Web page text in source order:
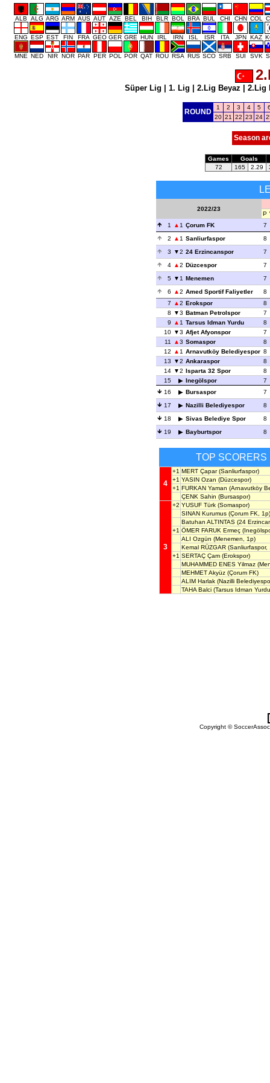
ALB ALG ARG ARM AUS AUT AZE BEL BIH BLR BOL BRA BUL CHI CHN COL
ENG ESP EST FIN FRA GEO GER GRE HUN IRL IRN ISL ISR ITA JPN KAZ
MNE NED NIR NOR PAR PER POL POR QAT ROU RSA RUS SCO SRB SUI SVK
Süper Lig 1. Lig 2.Lig Beyaz 2.Lig
ROUND
1 2 3 4 5
20 21 22 23 24
Season
Games
Goals
72
165 2.29
2022/23
P
1
1 Çorum FK
7
2
1 Sanliurfaspor
8
3
2 24 Erzincanspor
7
4
2 Düzcespor
7
5
1 Menemen
7
6
2 Amed Sportif Faliyetler
8
7
2 Erokspor
8
8
3 Batman Petrolspor
7
9
1 Tarsus Idman Yurdu
8
10
3 Afjet Afyonspor
7
11
3 Somaspor
8
12
1 Arnavutköy Belediyespor 8
13
2 Ankaraspor
8
14
2 Isparta 32 Spor
8
15
Inegölspor
7
16
Bursaspor
7
17
Nazilli Belediyespor
8
18
Sivas Belediye Spor
8
19
Bayburtspor 8
TOP SCORERS
4
+1 MERT Çapar(Sanliurfaspor)
+1 YASIN Ozan (Düzcespor)
+1 FURKAN Yaman (Arnavutköy
ÇENK Sahin (Bursaspor)
3
+2 YUSUF Türk (Somaspor)
SINAN Kurumus (Çorum FK, 1p)
Batuhan ALTINTAS (24
+1 ÖMER FARUK Ermeç
ALI Ozgün (Menemen, 1p)
Kemal RÜZGAR (Sanliurfaspor,
+1 SERTAÇ Çam (Erokspor)
MUHAMMED ENES Yilmaz
MEHMET Akyüz (Çorum FK)
ALIM Harlak (Nazilli
TAHA Balci (Tarsus Idman
Copyright ©